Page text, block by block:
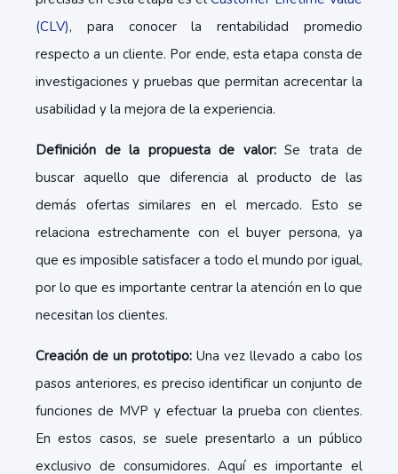
(CLV), para conocer la rentabilidad promedio
respecto a un cliente. Por ende, esta etapa consta de
investigaciones y pruebas que permitan acrecentar la
usabilidad y la mejora de la experiencia.
Definición de la propuesta de valor: Se trata de
buscar aquello que diferencia al producto de las
demás ofertas similares en el mercado. Esto se
relaciona estrechamente con el buyer persona, ya
que es imposible satisfacer a todo el mundo por igual,
por lo que es importante centrar la atención en lo que
necesitan los clientes.
Creación de un prototipo: Una vez llevado a cabo los
pasos anteriores, es preciso identificar un conjunto de
funciones de MVP y efectuar la prueba con clientes.
En estos casos, se suele presentarlo a un público
exclusivo de consumidores. Aquí es importante el